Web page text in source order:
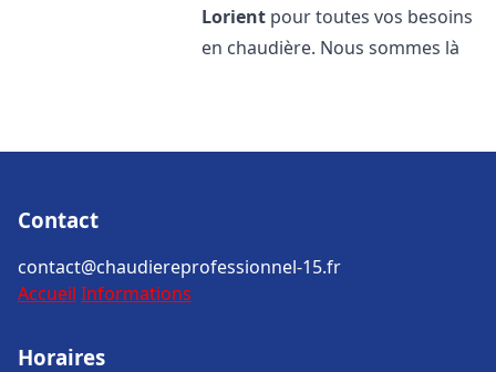
Lorient pour toutes vos besoins
en chaudière. Nous sommes là
Contact
contact@chaudiereprofessionnel-15.fr
Accueil Informations
Horaires